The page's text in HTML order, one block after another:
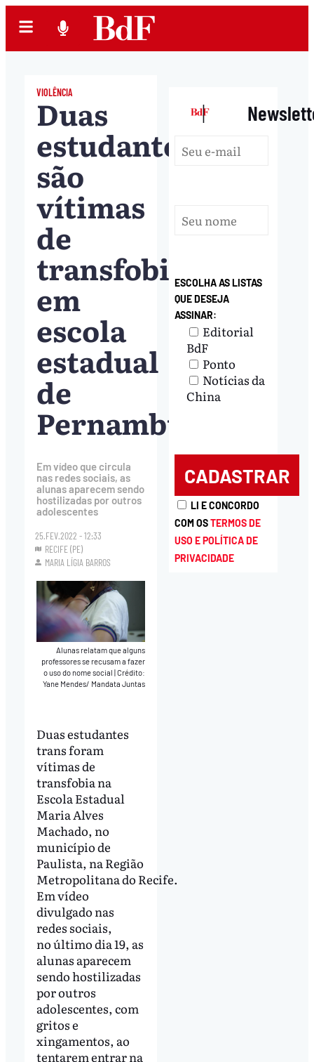
VIOLÊNCIA
Duas
estudantes
são
vítimas
de
transfobia
em
escola
estadual
de
Pernambuco
Em vídeo que circula
nas redes sociais, as
alunas aparecem sendo
hostilizadas por outros
adolescentes
25.FEV.2022 - 12:33
RECIFE (PE)
MARIA LÍGIA BARROS
Alunas relatam que alguns
professores se recusam a fazer
o uso do nome social Crédito:
Yane Mendes/ Mandata Juntas
Duas estudantes
trans foram
vítimas de
transfobiana
Escola Estadual
Maria Alves
Machado, no
município de
Paulista, na Região
Metropolitana do Recife.
Em vídeo
divulgado nas
redes sociais,
no último dia 19, as
alunas aparecem
sendo hostilizadas
por outros
adolescentes, com
gritos e
xingamentos, ao
tentarem entrar na
|
ESCOLHA AS LISTAS
QUE DESEJA
ASSINAR:
Editorial
BdF
Ponto
Notícias da
China
LI E CONCORDO
COM OSTERMOS DE
USO E POLÍTICA DE
PRIVACIDADE